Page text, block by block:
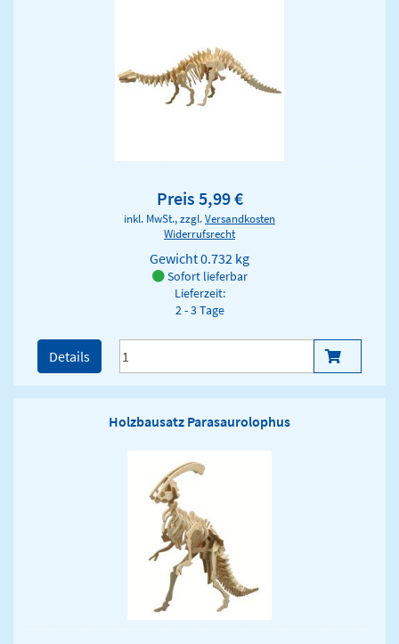
Preis 5,99 €
inkl. MwSt., zzgl.Versandkosten
Widerrufsrecht
Gewicht0.732 kg
Sofort lieferbar
Lieferzeit:
2 - 3 Tage
Details
Holzbausatz Parasaurolophus